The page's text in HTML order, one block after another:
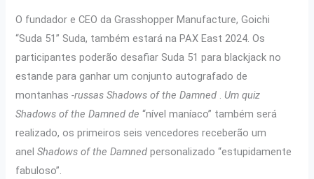
O fundador e CEO da Grasshopper Manufacture, Goichi
“Suda 51” Suda, também estará na PAX East 2024. Os
participantes poderão desafiar Suda 51 para blackjack no
estande para ganhar um conjunto autografado de
montanhas-russas Shadows of the Damned . Um quiz
Shadows of the Damned de “nível maníaco” também será
realizado, os primeiros seis vencedores receberão um
anelShadows of the Damned personalizado “estupidamente
fabuloso”.